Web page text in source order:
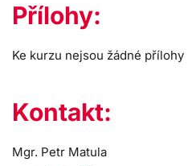
Přílohy:
Ke kurzu nejsou žádné přílohy
Kontakt:
Mgr. Petr Matula